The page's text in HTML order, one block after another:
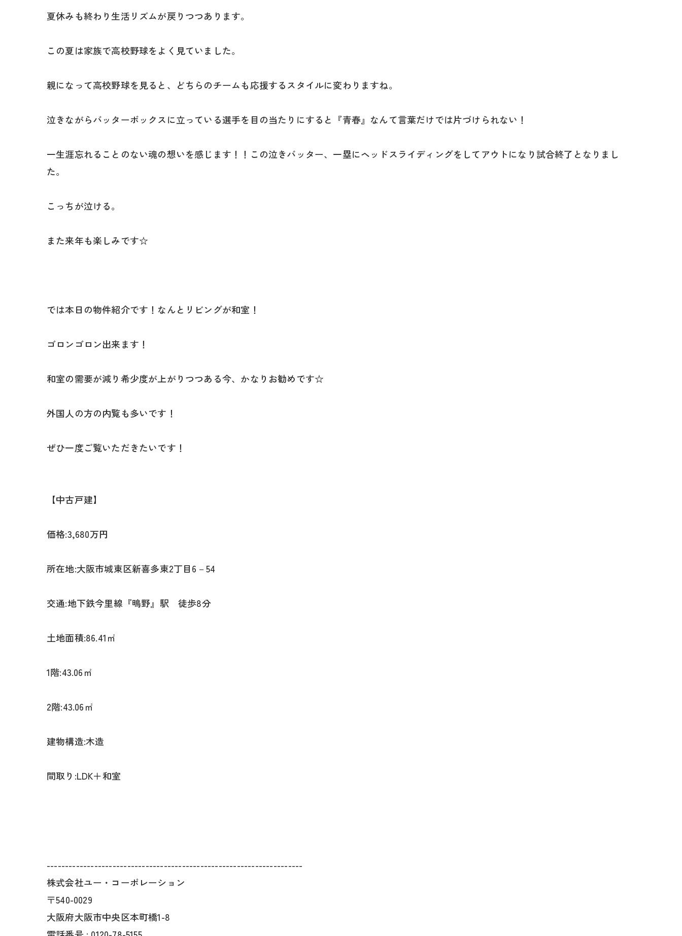
夏休みも終わり生活リズムが戻りつつあります。
この夏は家族で高校野球をよく見ていました。
親になって高校野球を見ると、どちらのチームも応援するスタイルに変わりますね。
泣きながらバッターボックスに立っている選手を目の当たりにすると『青春』なんて言葉だけでは片づけられない！
一生涯忘れることのない魂の想いを感じます！！この泣きバッター、一塁にヘッドスライディングをしてアウトになり試合終了となりまし
た。
こっちが泣ける。
また来年も楽しみです☆
では本日の物件紹介です！なんとリビングが和室！
ゴロンゴロン出来ます！
和室の需要が減り希少度が上がりつつある今、かなりお勧めです☆
外国人の方の内覧も多いです！
ぜひ一度ご覧いただきたいです！
【中古戸建】
価格:3,680万円
所在地:大阪市城東区新喜多東2丁目6－54
交通:地下鉄今里線『鴫野』駅 徒歩8分
土地面積:86.41㎡
1階:43.06㎡
2階:43.06㎡
建物構造:木造
間取り:LDK＋和室
----------------------------------------------------------------------
株式会社ユー・コーポレーション
〒540-0029
大阪府大阪市中央区本町橋1-8